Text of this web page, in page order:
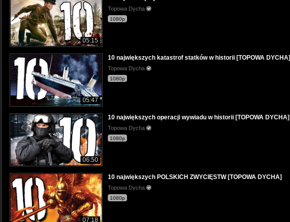
05:15
Topowa Dycha
1080p
05:47
10 największych katastrof statków w historii [TOPOWA DYCHA]
Topowa Dycha
1080p
06:50
10 największych operacji wywiadu w historii [TOPOWA DYCHA]
Topowa Dycha
1080p
07:18
10 największych POLSKICH ZWYCIĘSTW [TOPOWA DYCHA]
Topowa Dycha
1080p